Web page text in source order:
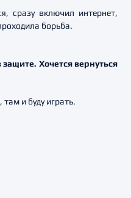
сразу включил интернет,
борьба.
Хочется вернуться
и буду играть.